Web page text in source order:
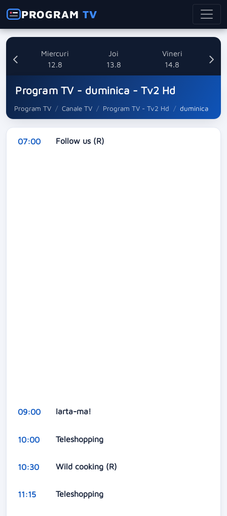
PROGRAMTV
Miercuri
12.8
Joi
13.8
Vineri
14.8
Program TV - duminica - Tv2 Hd
Program TV Canale TV Program TV - Tv2 Hd duminica
07:00 Follow us (R)
09:00 Iarta-ma!
10:00 Teleshopping
10:30 Wild cooking (R)
11:15 Teleshopping